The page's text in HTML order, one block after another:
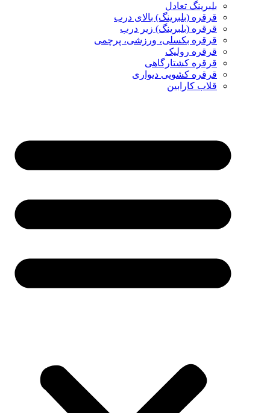
بلبرینگ تعادل
قرقره (بلبرینگ) بالای درب
قرقره (بلبرینگ) زیر درب
قرقره بکسلی، ورزشی، پرچمی
قرقره رولیک
قرقره کشتارگاهی
قرقره کشویی دیواری
قلاب کارابین